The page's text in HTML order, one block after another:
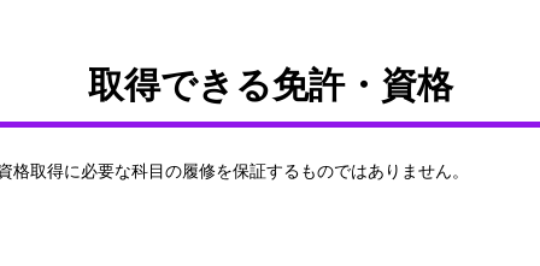
取得できる免許・資格
取得に必要な科目の履修を保証するものではありません。